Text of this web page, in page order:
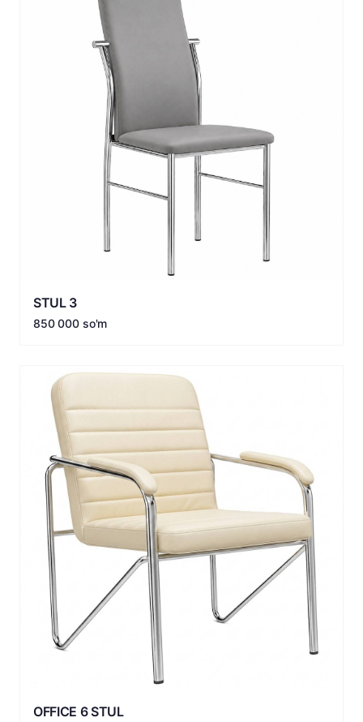
STUL 3
850 000 so'm
OFFICE 6 STUL